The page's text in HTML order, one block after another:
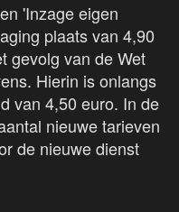
'Inzage eigen
plaats van 4,90
gevolg van de Wet
Hierin is onlangs
van 4,50 euro. In de
nieuwe tarieven
de nieuwe dienst